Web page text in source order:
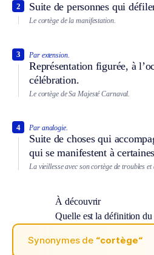
Suite de personnes qui
2
Le cortège de la manifestation.
Par extension.
Représentation figurée, à
célébration.
3
Le cortège de Sa Majesté Carnaval.
Par analogie.
Suite de choses qui
qui se manifestent à
4
La vieillesse avec son cortège de troubles et
À découvrir
Quelle est la définition
Synonymes de “cortège“